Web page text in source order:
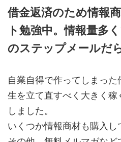
借金返済のため情報
ト勉強中。情報量多
のステップメールだ
自業自得で作ってしまった
生を立て直すべく大きく
しました。
いくつか情報商材も購入し